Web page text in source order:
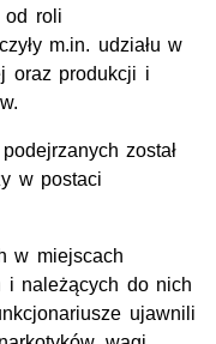
od roli
m.in. udziału w
oraz produkcji i
został
w postaci
w miejscach
i należących do nich
ujawnili